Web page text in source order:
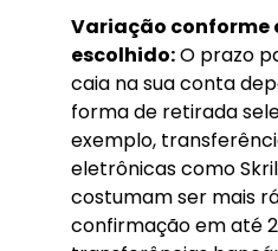
Variação conforme
escolhido:O prazo
caia na sua conta
forma de retirada
exemplo,
eletrônicas como
costumam ser mais
confirmação em até